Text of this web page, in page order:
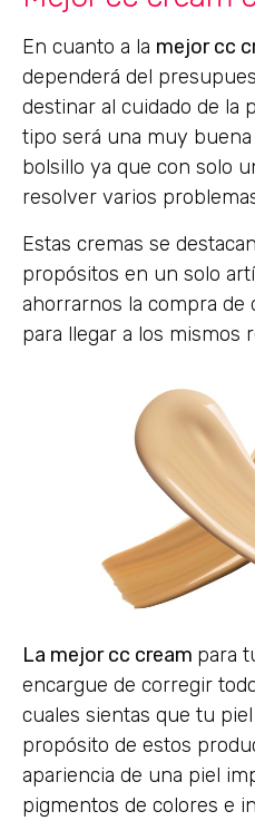
En cuanto a la mejor cc
dependerá del
destinar al cuidado de la
tipo será una muy
bolsillo ya que con solo
resolver varios
Estas cremas se
propósitos en un solo
ahorrarnos la compra de
para llegar a los mismos
La mejor cc cream para
encargue de corregir
cuales sientas que tu
propósito de estos
apariencia de una piel
pigmentos de colores e